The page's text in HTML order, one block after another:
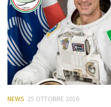
NEWS 25 OTTOBRE 2016